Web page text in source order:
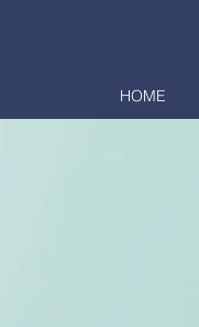
HOME